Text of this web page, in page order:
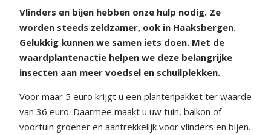
Vlinders en bijen hebben onze hulp nodig. Ze
worden steeds zeldzamer, ook in Haaksbergen.
Gelukkig kunnen we samen iets doen. Met de
waardplantenactie helpen we deze belangrijke
insecten aan meer voedsel en schuilplekken.
Voor maar 5 euro krijgt u een plantenpakket ter waarde
van 36 euro. Daarmee maakt u uw tuin, balkon of
voortuin groener en aantrekkelijk voor vlinders en bijen.